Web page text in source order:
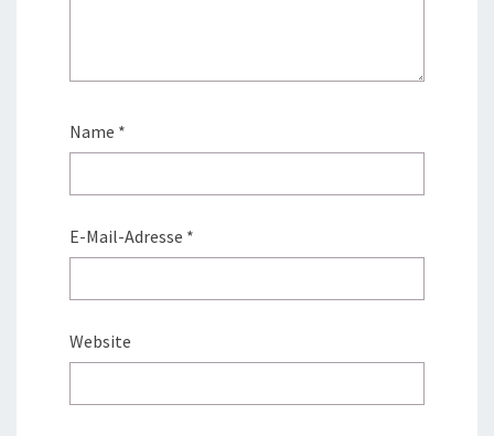
Name *
E-Mail-Adresse *
Website